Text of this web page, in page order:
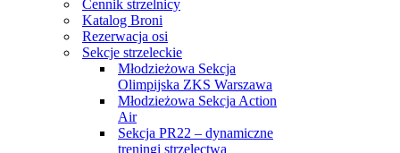
Cennik strzelnicy
Katalog Broni
Rezerwacja osi
Sekcje strzeleckie
Młodzieżowa Sekcja
Olimpijska ZKS Warszawa
Młodzieżowa Sekcja Action
Air
Sekcja PR22 – dynamiczne
treningi strzelectwa